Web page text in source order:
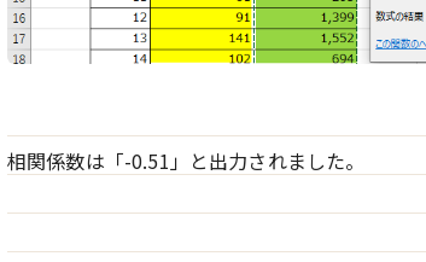
相関係数は「-0.51」と出力されました。